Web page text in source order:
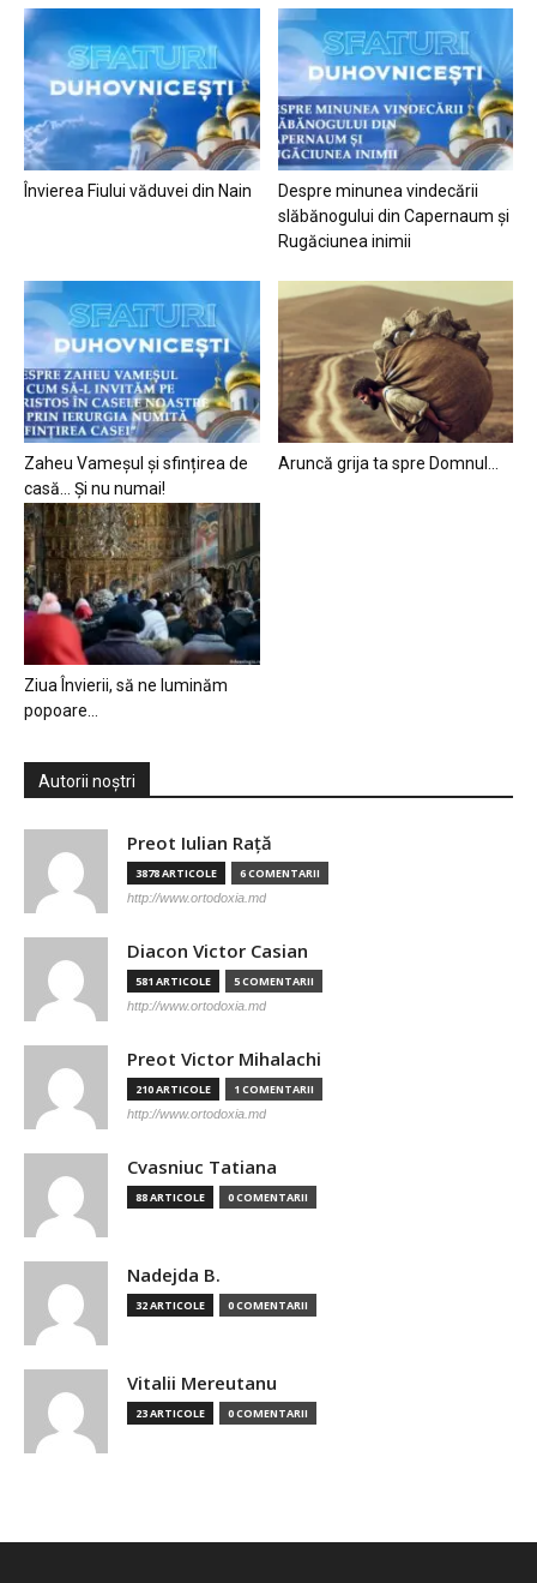
Învierea Fiului văduvei din Nain
Despre minunea vindecării
slăbănogului din Capernaum și
Rugăciunea inimii
Zaheu Vameșul și sfințirea de
casă… Și nu numai!
Aruncă grija ta spre Domnul…
Ziua Învierii, să ne luminăm
popoare…
Autorii noștri
Preot Iulian Raţă
3878 ARTICOLE 6 COMENTARII
http://www.ortodoxia.md
Diacon Victor Casian
581 ARTICOLE 5 COMENTARII
http://www.ortodoxia.md
Preot Victor Mihalachi
210 ARTICOLE 1 COMENTARII
http://www.ortodoxia.md
Cvasniuc Tatiana
88 ARTICOLE 0 COMENTARII
Nadejda B.
32 ARTICOLE 0 COMENTARII
Vitalii Mereutanu
23 ARTICOLE 0 COMENTARII